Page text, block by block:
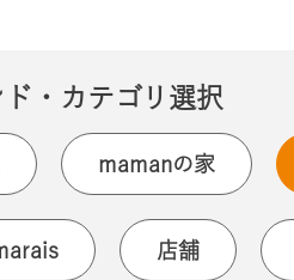
ド・カテゴリ選択
mamanの家
店舗